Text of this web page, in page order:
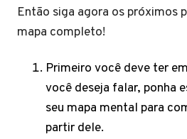
Então siga agora os próximos
mapa completo!
Primeiro você deve ter
você deseja falar, ponha
seu mapa mental para
partir dele.